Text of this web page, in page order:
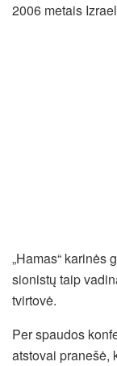
2006 metais
„Hamas“ karinės
sionistų taip
tvirtovė.
Per spaudos
atstovai pranešė,